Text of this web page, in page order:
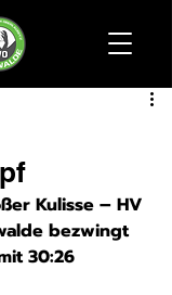
Kulisse – HV
bezwingt
30:26